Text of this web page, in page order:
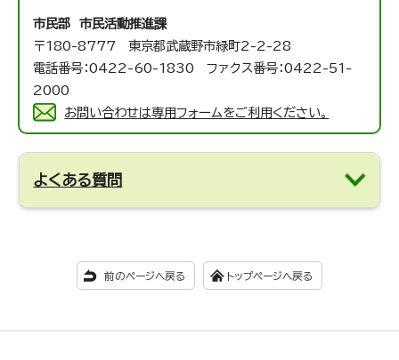
市民部 市民活動推進課
〒180-8777 東京都武蔵野市緑町2-2-28
電話番号：0422-60-1830 ファクス番号：0422-51-
2000
お問い合わせは専用フォームをご利用ください。
よくある質問
前のページへ戻る トップページへ戻る